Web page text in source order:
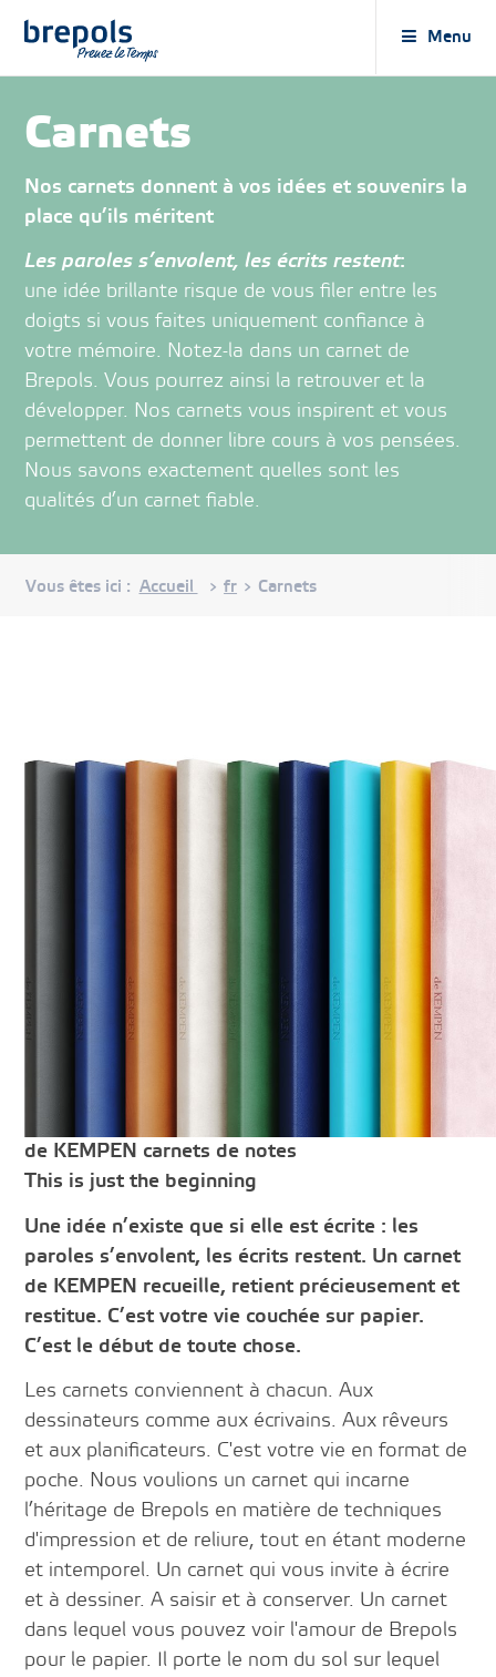
Menu
Carnets
Nos carnets donnent à vos idées et souvenirs la
place qu’ils méritent
Les paroles s’envolent, les écrits restent:
une idée brillante risque de vous filer entre les
doigts si vous faites uniquement confiance à
votre mémoire. Notez-la dans un carnet de
Brepols. Vous pourrez ainsi la retrouver et la
développer. Nos carnets vous inspirent et vous
permettent de donner libre cours à vos pensées.
Nous savons exactement quelles sont les
qualités d’un carnet fiable.
Vous êtes ici : Accueil > fr > Carnets
de KEMPEN carnets de notes
This is just the beginning
Une idée n’existe que si elle est écrite : les
paroles s’envolent, les écrits restent. Un carnet
de KEMPEN recueille, retient précieusement et
restitue. C’est votre vie couchée sur papier.
C’est le début de toute chose.
Les carnets conviennent à chacun. Aux
dessinateurs comme aux écrivains. Aux rêveurs
et aux planificateurs. C'est votre vie en format de
poche. Nous voulions un carnet qui incarne
l’héritage de Brepols en matière de techniques
d'impression et de reliure, tout en étant moderne
et intemporel. Un carnet qui vous invite à écrire
et à dessiner. A saisir et à conserver. Un carnet
dans lequel vous pouvez voir l'amour de Brepols
pour le papier. Il porte le nom du sol sur lequel